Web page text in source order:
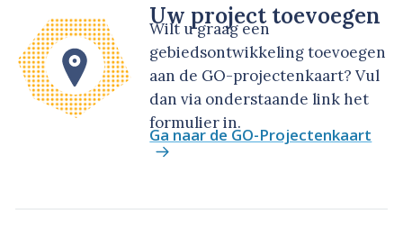
Uw project toevoegen
Wilt u graag een
gebiedsontwikkeling toevoegen
aan de GO-projectenkaart? Vul
dan via onderstaande link het
formulier in.
Ga naar de GO-Projectenkaart